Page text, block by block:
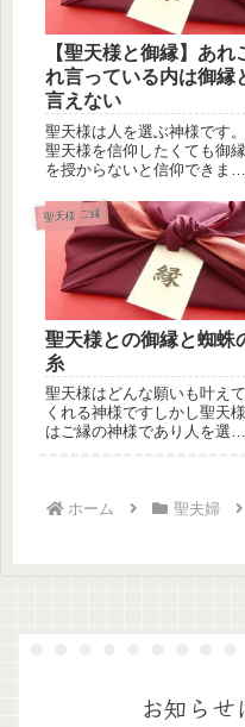
【聖天様と御縁】あれ
れ言っている内は御縁
言えない
聖天様は人を選ぶ神様です。
聖天様を信仰したくても御縁
を授からないと信仰できませ
るか否か...
聖天様 ご縁
聖天様との御縁と蜘蛛
糸
聖天様はどんな願いも叶えて
くれる神様ですしかし聖天様
はご縁の神様であり人を選ぶ
ホーム 聖夫婦
お知らせ